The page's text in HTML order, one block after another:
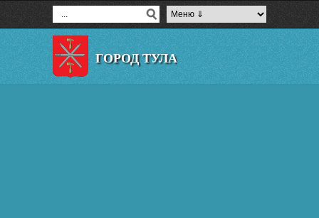
ГОРОД ТУЛА